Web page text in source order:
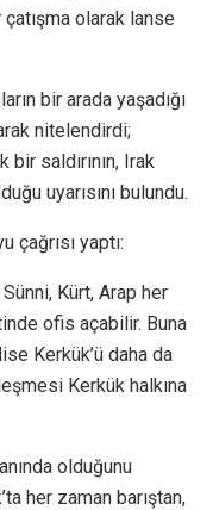
olarak lanse
bir arada yaşadığı
nitelendirdi;
saldırının, Irak
uyarısını bulundu.
çağrısı yaptı:
Kürt, Arap her
ofis açabilir. Buna
Kerkük’ü daha da
Kerkük halkına
olduğunu
her zaman barıştan,